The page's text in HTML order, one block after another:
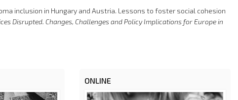
inclusion in Hungary and Austria. Lessons to foster social cohesion
Disrupted. Changes, Challenges and Policy Implications for Europe in
ONLINE